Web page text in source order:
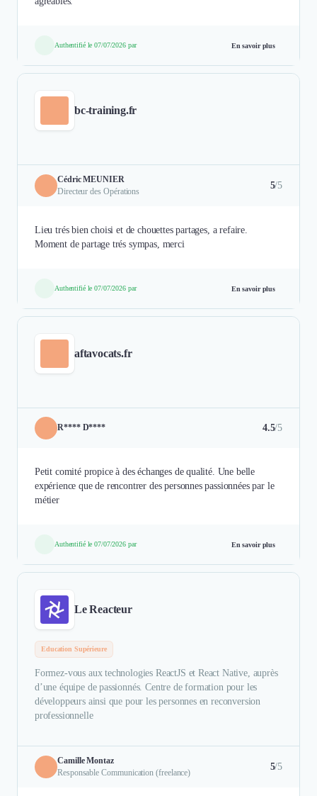
Authentifié le 07/07/2026 par En savoir plus
bc-training.fr
Cédric MEUNIER
Directeur des Opérations
5/5
Lieu trés bien choisi et de chouettes partages, a refaire.
Moment de partage trés sympas, merci
Authentifié le 07/07/2026 par En savoir plus
aftavocats.fr
R**** D**** 4.5/5
Petit comité propice à des échanges de qualité. Une belle
expérience que de rencontrer des personnes passionnées par le
métier
Authentifié le 07/07/2026 par En savoir plus
Le Reacteur
Education Supérieure
Formez-vous aux technologies ReactJS et React Native, auprès
d’une équipe de passionnés. Centre de formation pour les
développeurs ainsi que pour les personnes en reconversion
professionnelle
Camille Montaz
Responsable Communication (freelance)
5/5